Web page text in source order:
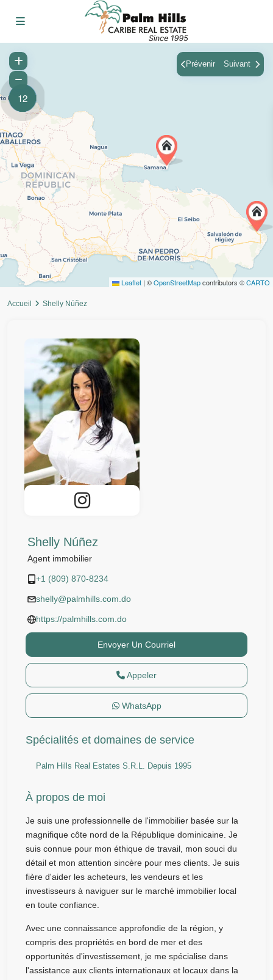
12
Leaflet | ©OpenStreetMapcontributors ©CARTO
Prévenir Suivant
Accueil Shelly Núñez
Shelly Núñez
Agent immobilier
+1 (809) 870-8234
shelly@palmhills.com.do
https://palmhills.com.do
Envoyer Un Courriel
Appeler
WhatsApp
Spécialités et domaines de service
Palm Hills Real Estates S.R.L. Depuis 1995
À propos de moi
Je suis une professionnelle de l'immobilier basée sur la
magnifique côte nord de la République dominicaine. Je
suis connue pour mon éthique de travail, mon souci du
détail et mon attention sincère pour mes clients. Je suis
fière d'aider les acheteurs, les vendeurs et les
investisseurs à naviguer sur le marché immobilier local
en toute confiance.
Avec une connaissance approfondie de la région, y
compris des propriétés en bord de mer et des
opportunités d'investissement, je me spécialise dans
l'assistance aux clients internationaux et locaux dans la